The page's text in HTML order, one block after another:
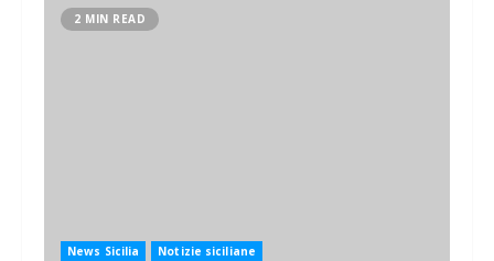
2 MIN READ
News Sicilia Notizie siciliane